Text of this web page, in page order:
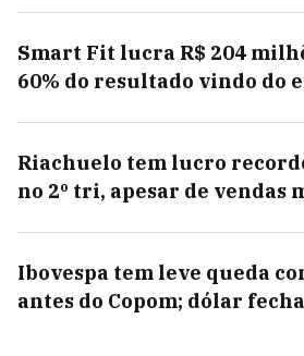
Smart Fit lucra R$ 204
60% do resultado vindo do
Riachuelo tem lucro
no 2º tri, apesar de vendas
Ibovespa tem leve queda
antes do Copom; dólar